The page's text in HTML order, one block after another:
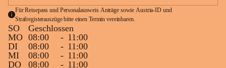
Für Reisepass und Personalausweis Anträge sowie Austria-ID und
Strafregisterauszüge bitte einen Termin vereinbaren.
SO
Geschlossen
MO 08:00 - 11:00
DI
08:00 - 11:00
MI
08:00 - 11:00
DO
08:00 - 11:00